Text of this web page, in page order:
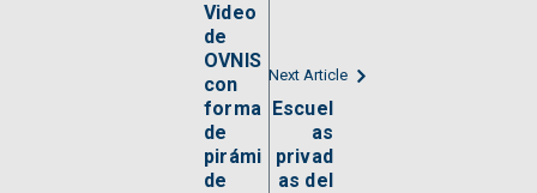
Video
de
OVNIS
con
forma
de
pirámi
de
Next Article
Escuel
as
privad
as del